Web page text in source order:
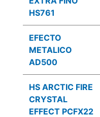
HS761
EFECTO
METALICO
AD500
HS ARCTIC FIRE
CRYSTAL
EFFECT PCFX22